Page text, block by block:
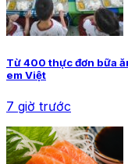
Từ 400 thực đơn bữa
em Việt
7 giờ trước